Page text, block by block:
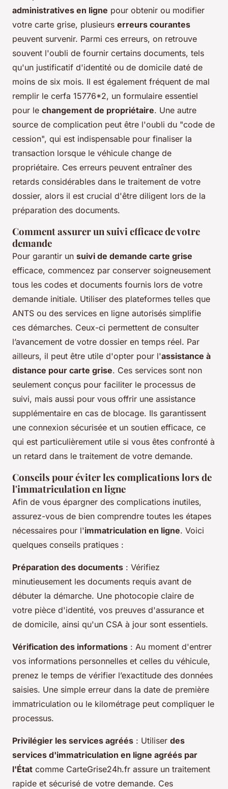
administratives en ligne pour obtenir ou modifier
votre carte grise, plusieurs erreurs courantes
peuvent survenir. Parmi ces erreurs, on retrouve
souvent l'oubli de fournir certains documents, tels
qu'un justificatif d'identité ou de domicile daté de
moins de six mois. Il est également fréquent de mal
remplir le cerfa 15776*2, un formulaire essentiel
pour le changement de propriétaire. Une autre
source de complication peut être l'oubli du "code de
cession", qui est indispensable pour finaliser la
transaction lorsque le véhicule change de
propriétaire. Ces erreurs peuvent entraîner des
retards considérables dans le traitement de votre
dossier, alors il est crucial d'être diligent lors de la
préparation des documents.
Comment assurer un suivi efficace de votre
demande
Pour garantir un suivi de demande carte grise
efficace, commencez par conserver soigneusement
tous les codes et documents fournis lors de votre
demande initiale. Utiliser des plateformes telles que
ANTS ou des services en ligne autorisés simplifie
ces démarches. Ceux-ci permettent de consulter
l’avancement de votre dossier en temps réel. Par
ailleurs, il peut être utile d'opter pour l'assistance à
distance pour carte grise. Ces services sont non
seulement conçus pour faciliter le processus de
suivi, mais aussi pour vous offrir une assistance
supplémentaire en cas de blocage. Ils garantissent
une connexion sécurisée et un soutien efficace, ce
qui est particulièrement utile si vous êtes confronté à
un retard dans le traitement de votre demande.
Conseils pour éviter les complications lors de
l'immatriculation en ligne
Afin de vous épargner des complications inutiles,
assurez-vous de bien comprendre toutes les étapes
nécessaires pour l'immatriculation en ligne. Voici
quelques conseils pratiques :
Préparation des documents : Vérifiez
minutieusement les documents requis avant de
débuter la démarche. Une photocopie claire de
votre pièce d'identité, vos preuves d'assurance et
de domicile, ainsi qu'un CSA à jour sont essentiels.
Vérification des informations : Au moment d'entrer
vos informations personnelles et celles du véhicule,
prenez le temps de vérifier l’exactitude des données
saisies. Une simple erreur dans la date de première
immatriculation ou le kilométrage peut compliquer le
processus.
Privilégier les services agréés : Utiliser des
services d'immatriculation en ligne agréés par
l'État comme CarteGrise24h.fr assure un traitement
rapide et sécurisé de votre demande. Ces